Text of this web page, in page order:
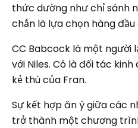
thức dường như chỉ sánh
chắn là lựa chọn hàng đầu
CC Babcock là một người
với Niles. Cô là đối tác
kẻ thù của Fran.
Sự kết hợp ăn ý giữa các
trở thành một chương